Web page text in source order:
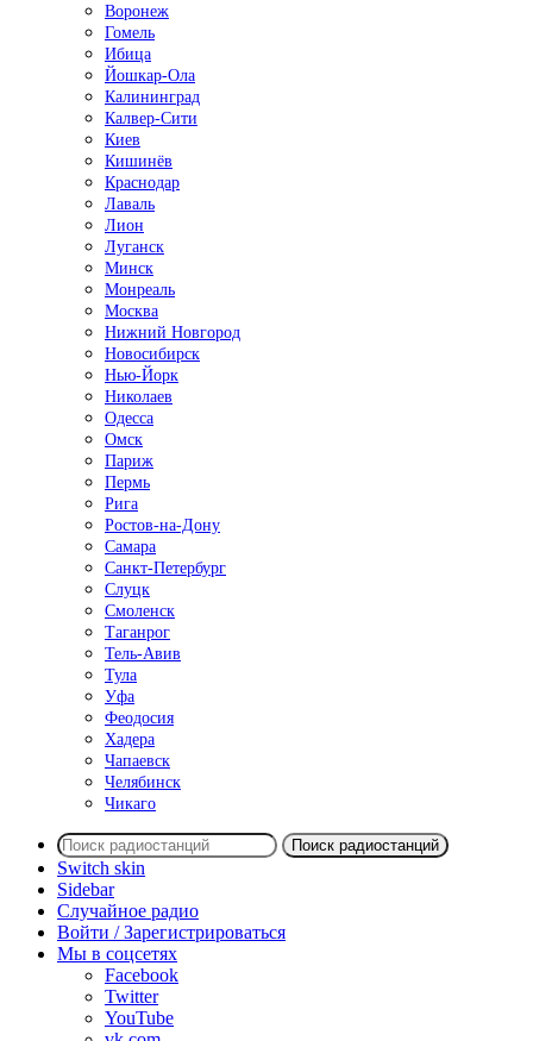
Воронеж
Гомель
Ибица
Йошкар-Ола
Калининград
Калвер-Сити
Киев
Кишинёв
Краснодар
Лаваль
Лион
Луганск
Минск
Монреаль
Москва
Нижний Новгород
Новосибирск
Нью-Йорк
Николаев
Одесса
Омск
Париж
Пермь
Рига
Ростов-на-Дону
Самара
Санкт-Петербург
Слуцк
Смоленск
Таганрог
Тель-Авив
Тула
Уфа
Феодосия
Хадера
Чапаевск
Челябинск
Чикаго
Поиск радиостанций
Switch skin
Sidebar
Случайное радио
Войти / Зарегистрироваться
Мы в соцсетях
Facebook
Twitter
YouTube